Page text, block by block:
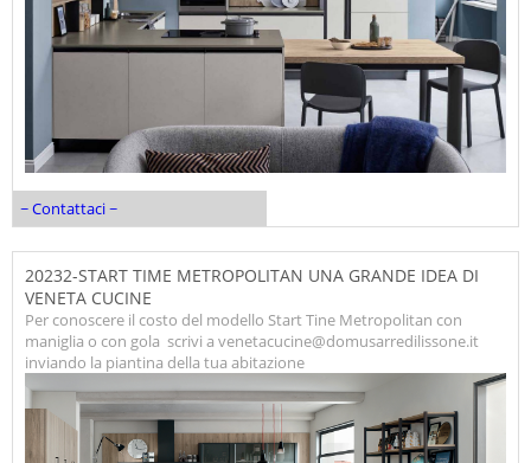
~ Contattaci ~
20232-START TIME METROPOLITAN UNA GRANDE IDEA DI
VENETA CUCINE
Per conoscere il costo del modello Start Tine Metropolitan con
maniglia o con gola scrivi a venetacucine@domusarredilissone.it
inviando la piantina della tua abitazione